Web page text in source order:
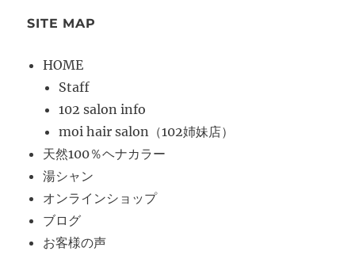
SITE MAP
HOME
Staff
102 salon info
moi hair salon（102姉妹店）
天然100％ヘナカラー
湯シャン
オンラインショップ
ブログ
お客様の声